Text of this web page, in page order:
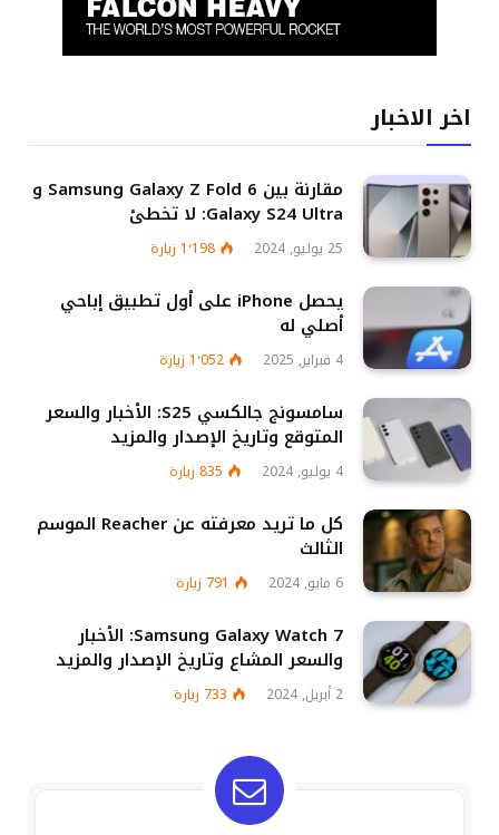
اخر الاخبار
مقارنة بين Samsung Galaxy Z Fold 6 و
Galaxy S24 Ultra: لا تخطئ
25 يوليو, 2024 1٬198 زيارة
يحصل iPhone على أول تطبيق إباحي
أصلي له
4 فبراير, 2025 1٬052 زيارة
سامسونج جالكسي S25: الأخبار والسعر
المتوقع وتاريخ الإصدار والمزيد
4 يوليو, 2024 835 زيارة
كل ما تريد معرفته عن Reacher الموسم
الثالث
6 مايو, 2024 791 زيارة
Samsung Galaxy Watch 7: الأخبار
والسعر المشاع وتاريخ الإصدار والمزيد
2 أبريل, 2024 733 زيارة